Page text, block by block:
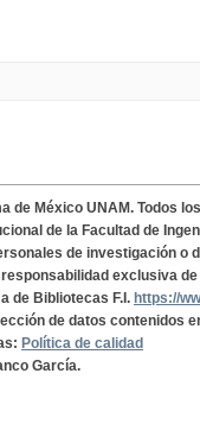
de México UNAM. Todos
de la Facultad de
de investigación o
exclusiva
de Bibliotecas F.I. https://
de datos contenidos
Política de calidad
García.